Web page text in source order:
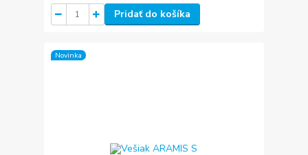
Pridať do košíka
Novinka